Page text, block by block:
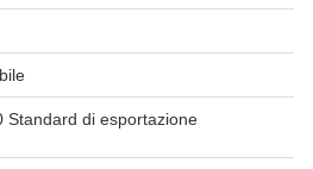
Standard di esportazione